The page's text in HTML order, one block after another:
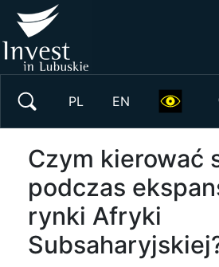
PL EN
Czym kierować
podczas
rynki Afryki
Wyszukaj w serwisie